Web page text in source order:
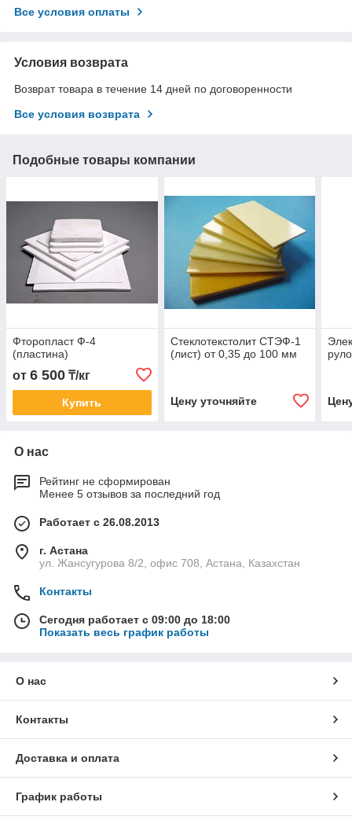
Все условия оплаты
Условия возврата
Возврат товара в течение 14 дней по договоренности
Все условия возврата
Подобные товары компании
Фторопласт Ф-4
(пластина)
от 6 500 ₸/кг
Купить
Стеклотекстолит СТЭФ-1
(лист) от 0,35 до 100 мм
Цену уточняйте
О нас
Рейтинг не сформирован
Менее 5 отзывов за последний год
Работает с 26.08.2013
г. Астана
ул. Жансугурова 8/2, офис 708, Астана, Казахстан
Контакты
Сегодня работает с 09:00 до 18:00
Показать весь график работы
О нас
Контакты
Доставка и оплата
График работы